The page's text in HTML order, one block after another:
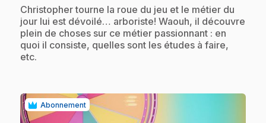
.Christopher tourne la roue du jeu et le métier du
jour lui est dévoilé… arboriste! Waouh, il découvre
plein de choses sur ce métier passionnant : en
quoi il consiste, quelles sont les études à faire,
etc.
Abonnement